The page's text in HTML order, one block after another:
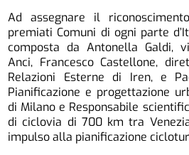
Ad assegnare il
premiati Comuni di ogni parte
composta da Antonella Galdi,
Anci, Francesco Castellone,
Relazioni Esterne di Iren, e
Pianificazione e progettazione
di Milano e Responsabile
di ciclovia di 700 km tra
impulso alla pianificazione